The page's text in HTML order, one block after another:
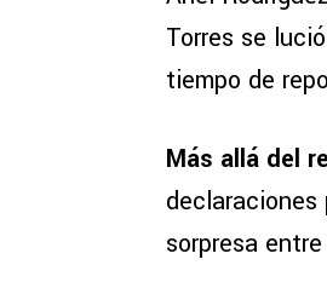
Torres se
tiempo de
Más allá del
declaraciones
sorpresa